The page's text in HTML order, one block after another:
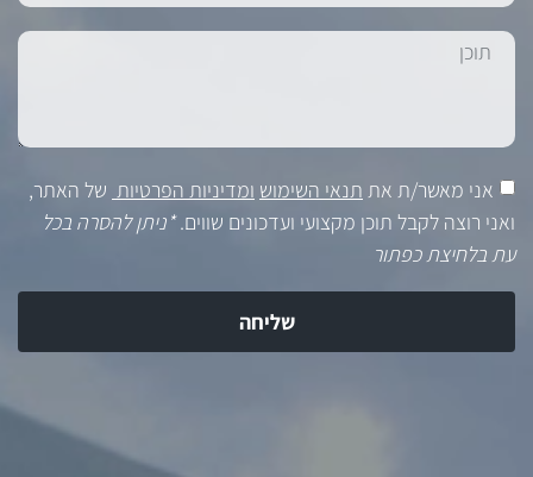
אני מאשר/ת את תנאי השימוש ומדיניות הפרטיות של האתר,
ואני רוצה לקבל תוכן מקצועי ועדכונים שווים.*ניתן להסרה בכל
עת בלחיצת כפתור
שליחה